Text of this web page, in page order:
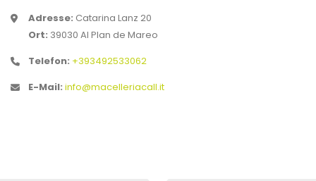
Adresse: Catarina Lanz 20
Ort: 39030 Al Plan de Mareo
Telefon: +393492533062
E-Mail: info@macelleriacall.it